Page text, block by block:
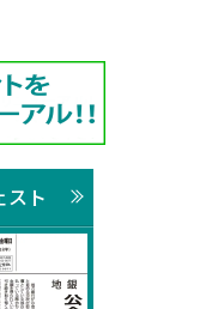
スト